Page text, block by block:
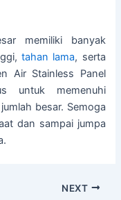
memiliki banyak
tahan lama, serta
Air Stainless Panel
untuk memenuhi
besar. Semoga
dan sampai jumpa
NEXT